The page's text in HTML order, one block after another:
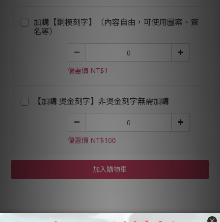
加購【銅模刻字】（內容自由，可使用圖案、簽
名等）
優惠價 NT$1
【加購 燙金刻字】非燙金刻字無需加購
優惠價 NT$100
加入購物車